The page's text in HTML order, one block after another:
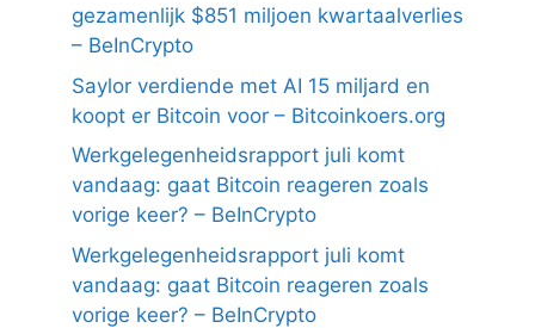
gezamenlijk $851 miljoen kwartaalverlies
– BeInCrypto
Saylor verdiende met AI 15 miljard en
koopt er Bitcoin voor – Bitcoinkoers.org
Werkgelegenheidsrapport juli komt
vandaag: gaat Bitcoin reageren zoals
vorige keer? – BeInCrypto
Werkgelegenheidsrapport juli komt
vandaag: gaat Bitcoin reageren zoals
vorige keer? – BeInCrypto